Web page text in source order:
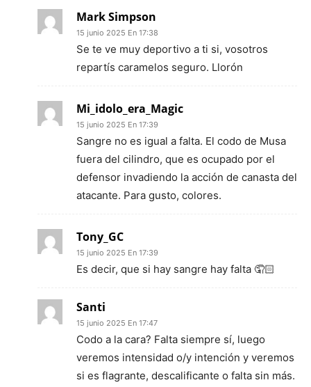
Mark Simpson
15 junio 2025 En 17:38
Se te ve muy deportivo a ti si, vosotros
repartís caramelos seguro. Llorón
Mi_idolo_era_Magic
15 junio 2025 En 17:39
Sangre no es igual a falta. El codo de Musa
fuera del cilindro, que es ocupado por el
defensor invadiendo la acción de canasta del
atacante. Para gusto, colores.
Tony_GC
15 junio 2025 En 17:39
Es decir, que si hay sangre hay falta 🤦🏻
Santi
15 junio 2025 En 17:47
Codo a la cara? Falta siempre sí, luego
veremos intensidad o/y intención y veremos
si es flagrante, descalificante o falta sin más.